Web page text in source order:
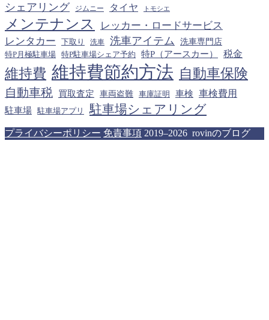
シェアリング ジムニー タイヤ トモシエ
メンテナンス
レッカー・ロードサービス
レンタカー
下取り 洗車 洗車アイテム
洗車専門店
特P月極駐車場
特P駐車場シェア予約 特P（アースカー） 税金
維持費 維持費節約方法 自動車保険
自動車税 買取査定 車両盗難 車庫証明 車検 車検費用
駐車場 駐車場アプリ 駐車場シェアリング
プライバシーポリシー 免責事項 2019–2026 rovinのブログ